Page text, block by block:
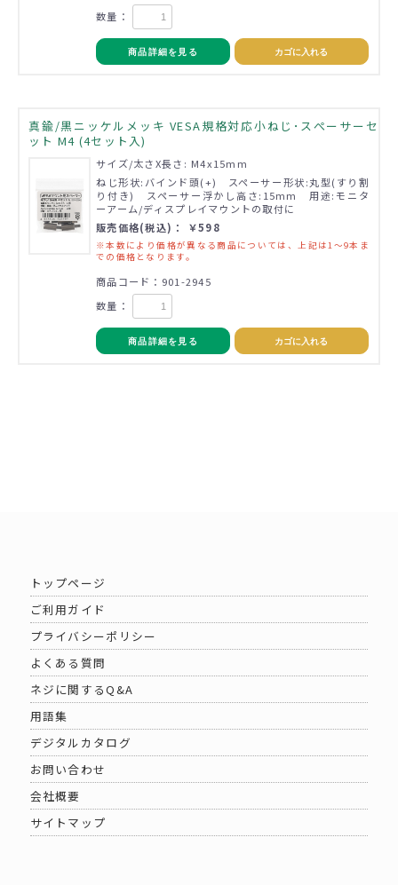
数量：
商品詳細を見る カゴに入れる
真鍮/黒ニッケルメッキ VESA規格対応小ねじ･スぺーサーセ
ット M4 (4セット入)
サイズ/太さX長さ: M4x15mm
ねじ形状:バインド頭(+) スペーサー形状:丸型(すり割
り付き) スペーサー浮かし高さ:15mm 用途:モニタ
ーアーム/ディスプレイマウントの取付に
販売価格(税込)： ￥598
※本数により価格が異なる商品については、上記は1～9本ま
での価格となります。
商品コード：901-2945
数量：
商品詳細を見る カゴに入れる
トップページ
ご利用ガイド
プライバシーポリシー
よくある質問
ネジに関するQ&A
用語集
デジタルカタログ
お問い合わせ
会社概要
サイトマップ